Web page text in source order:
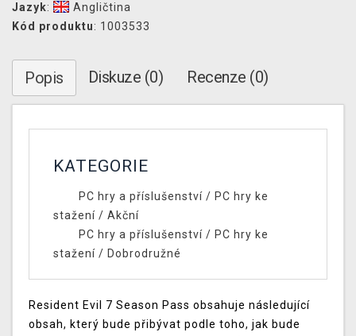
Jazyk:
Angličtina
Kód produktu: 1003533
Popis Diskuze (0) Recenze (0)
KATEGORIE
PC hry a příslušenství/ PC hry ke
stažení / Akční
PC hry a příslušenství/ PC hry ke
stažení / Dobrodružné
Resident Evil 7 Season Pass obsahuje následující
obsah, který bude přibývat podle toho, jak bude